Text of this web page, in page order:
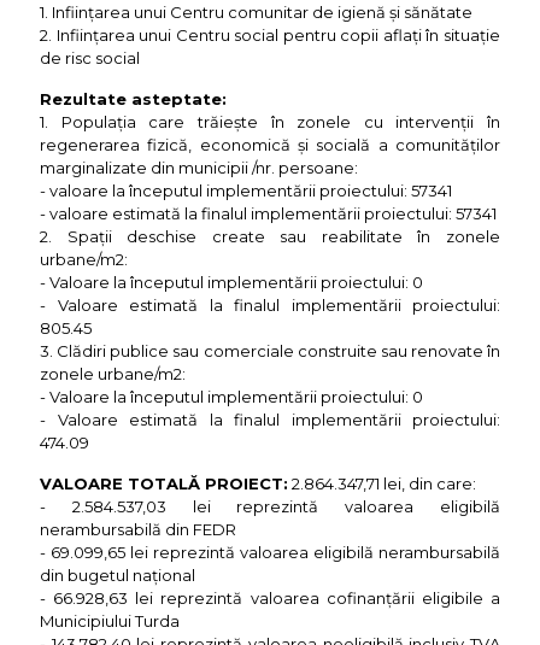
1. Inființarea unui Centru comunitar de igienă și sănătate
2. Inființarea unui Centru social pentru copii aflați în situație
de risc social
Rezultate asteptate:
1. Populația care trăiește în zonele cu intervenții în
regenerarea fizică, economică și socială a comunităților
marginalizate din municipii /nr. persoane:
- valoare la începutul implementării proiectului: 57341
- valoare estimată la finalul implementării proiectului: 57341
2. Spații deschise create sau reabilitate în zonele
urbane/m2:
- Valoare la începutul implementării proiectului: 0
- Valoare estimată la finalul implementării proiectului:
805.45
3. Clădiri publice sau comerciale construite sau renovate în
zonele urbane/m2:
- Valoare la începutul implementării proiectului: 0
- Valoare estimată la finalul implementării proiectului:
474.09
VALOARE TOTALĂ PROIECT: 2.864.347,71 lei, din care:
- 2.584.537,03 lei reprezintă valoarea eligibilă
nerambursabilă din FEDR
- 69.099,65 lei reprezintă valoarea eligibilă nerambursabilă
din bugetul național
- 66.928,63 lei reprezintă valoarea cofinanțării eligibile a
Municipiului Turda